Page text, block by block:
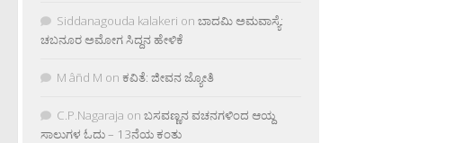
Siddanagouda kalakeri on ಬಾದಮಿ ಅಮವಾಸ್ಯೆ:
ಚಬನೂರ ಅಮೋಗ ಸಿದ್ದನ ಹೇಳಿಕೆ
M âñd M on ಕವಿತೆ: ಜೀವನ ಜ್ಯೋತಿ
C.P.Nagaraja on ಬಸವಣ್ಣನ ವಚನಗಳಿಂದ ಆಯ್ದ
ಸಾಲುಗಳ ಓದು – 13ನೆಯ ಕಂತು